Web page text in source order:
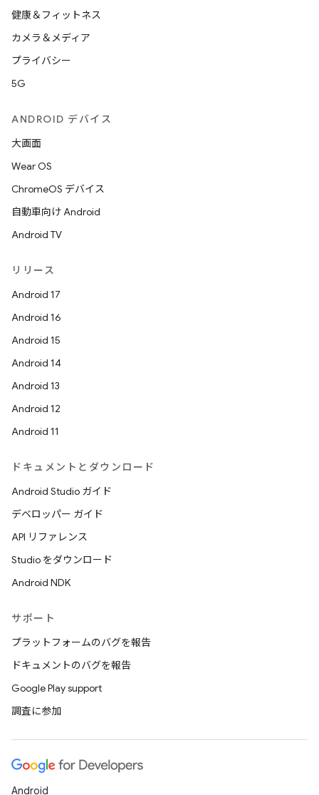
健康＆フィットネス
カメラ＆メディア
プライバシー
5G
ANDROID デバイス
大画面
Wear OS
ChromeOS デバイス
自動車向け Android
Android TV
リリース
Android 17
Android 16
Android 15
Android 14
Android 13
Android 12
Android 11
ドキュメントとダウンロード
Android Studio ガイド
デベロッパー ガイド
API リファレンス
Studio をダウンロード
Android NDK
サポート
プラットフォームのバグを報告
ドキュメントのバグを報告
Google Play support
調査に参加
Android